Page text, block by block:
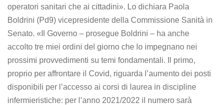
operatori sanitari che ai cittadini». Lo dichiara Paola
Boldrini (Pd9) vicepresidente della Commissione Sanità in
Senato. « Il Governo – prosegue Boldrini – ha anche
accolto tre miei ordini del giorno che lo impegnano nei
prossimi provvedimenti su temi fondamentali. Il primo,
proprio per affrontare il Covid, riguarda l’aumento dei posti
disponibili per l’accesso ai corsi di laurea in discipline
infermieristiche: per l’anno 2021/2022 il numero sarà